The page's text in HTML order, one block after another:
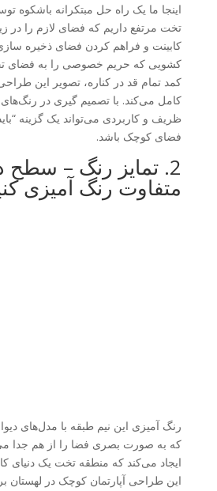
تخت مرتفع داریم که فضای لازم را در
کابینت و فراهم کردن فضای ذخیره
کشویی که حریم خصوصی را به فضای
کمد تمام قد در کناره، تصویر این
کامل می‌کند. با تصمیم گیری در
ظریف و کاربردی می‌تواند یک گزینه
فضای کوچک باشد.
2. تمایز رنگ – سطح
متفاوت رنگ آمیزی
رنگ آمیزی این نیم طبقه با مدل‌های
که به صورت بصری فضا را از هم جدا
ایجاد می‌کند که منطقه تخت یک دنیای
این طراحی آپارتمان کوچک در لهستان